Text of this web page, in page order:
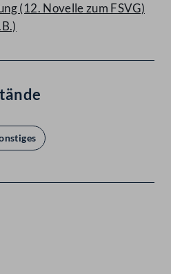
(12. Novelle zum FSVG)